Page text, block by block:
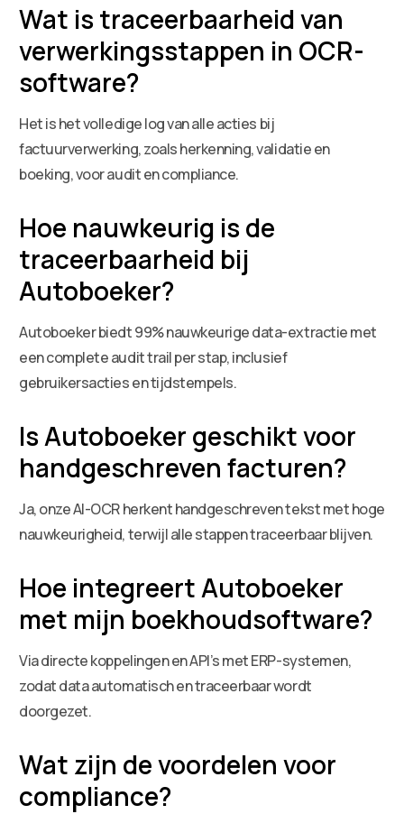
Wat is traceerbaarheid van
verwerkingsstappen in OCR-
software?
Het is het volledige log van alle acties bij
factuurverwerking, zoals herkenning, validatie en
boeking, voor audit en compliance.
Hoe nauwkeurig is de
traceerbaarheid bij
Autoboeker?
Autoboeker biedt 99% nauwkeurige data-extractie met
een complete audit trail per stap, inclusief
gebruikersacties en tijdstempels.
Is Autoboeker geschikt voor
handgeschreven facturen?
Ja, onze AI-OCR herkent handgeschreven tekst met hoge
nauwkeurigheid, terwijl alle stappen traceerbaar blijven.
Hoe integreert Autoboeker
met mijn boekhoudsoftware?
Via directe koppelingen en API’s met ERP-systemen,
zodat data automatisch en traceerbaar wordt
doorgezet.
Wat zijn de voordelen voor
compliance?